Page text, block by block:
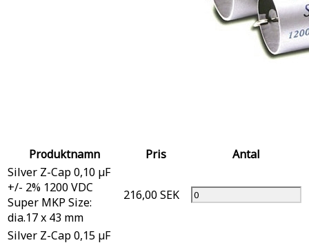
Produktnamn Pris
Antal
Silver Z-Cap 0,10 µF
+/- 2% 1200 VDC
Super MKP Size:
dia.17 x 43 mm
216,00 SEK
Silver Z-Cap 0,15 µF